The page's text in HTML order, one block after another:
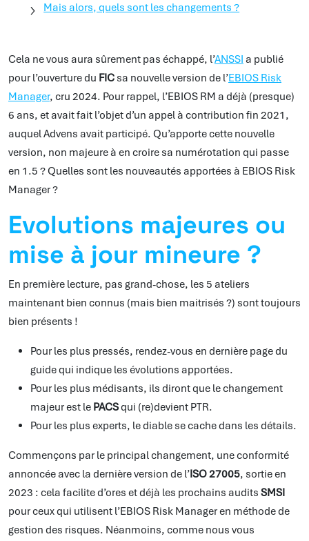
Mais alors, quels sont les changements ?
Cela ne vous aura sûrement pas échappé, l’ANSSI a publié
pour l’ouverture du FIC sa nouvelle version de l’EBIOS Risk
Manager, cru 2024. Pour rappel, l’EBIOS RM a déjà (presque)
6 ans, et avait fait l’objet d’un appel à contribution fin 2021,
auquel Advens avait participé. Qu’apporte cette nouvelle
version, non majeure à en croire sa numérotation qui passe
en 1.5 ? Quelles sont les nouveautés apportées à EBIOS Risk
Manager ?
Evolutions majeures ou
mise à jour mineure ?
En première lecture, pas grand-chose, les 5 ateliers
maintenant bien connus (mais bien maitrisés ?) sont toujours
bien présents !
Pour les plus pressés, rendez-vous en dernière page du
guide qui indique les évolutions apportées.
Pour les plus médisants, ils diront que le changement
majeur est le PACSqui (re)devient PTR.
Pour les plus experts, le diable se cache dans les détails.
Commençons par le principal changement, une conformité
annoncée avec la dernière version de l’ISO 27005, sortie en
2023 : cela facilite d’ores et déjà les prochains audits SMSI
pour ceux qui utilisent l’EBIOS Risk Manager en méthode de
gestion des risques. Néanmoins, comme nous vous